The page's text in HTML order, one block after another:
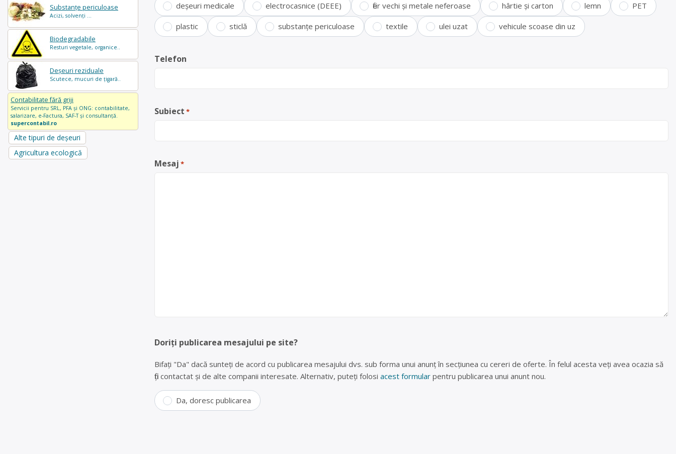
Substanțe periculoase
Acizi, solvenți ...
Biodegradabile
Resturi vegetale, organice..
Deșeuri reziduale
Scutece, mucuri de țigară..
Contabilitate fără griji
Servicii pentru SRL, PFA și ONG: contabilitate,
salarizare, e-Factura, SAF-T și consultanță.
supercontabil.ro
Alte tipuri de deșeuri
Agricultura ecologică
deșeuri medicale electrocasnice (DEEE) fier vechi și metale neferoase hârtie și carton lemn PET
plastic sticlă substanțe periculoase textile ulei uzat vehicule scoase din uz
Telefon
Subiect *
Mesaj *
Doriți publicarea mesajului pe site?
Bifați "Da" dacă sunteți de acord cu publicarea mesajului dvs. sub forma unui anunț în secțiunea cu cereri de oferte. În felul acesta veți avea ocazia să
fiți contactat și de alte companii interesate. Alternativ, puteți folosi acest formular pentru publicarea unui anunt nou.
Da, doresc publicarea